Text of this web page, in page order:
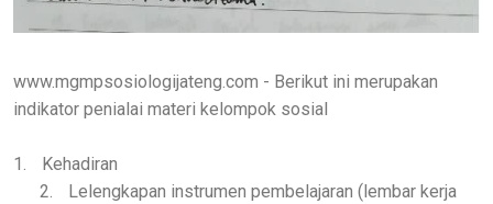
- Berikut ini merupakan
indikator penialai materi kelompok sosial
Kehadiran
2.
Lelengkapan instrumen pembelajaran (lembar kerja